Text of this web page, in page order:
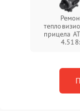
прицела